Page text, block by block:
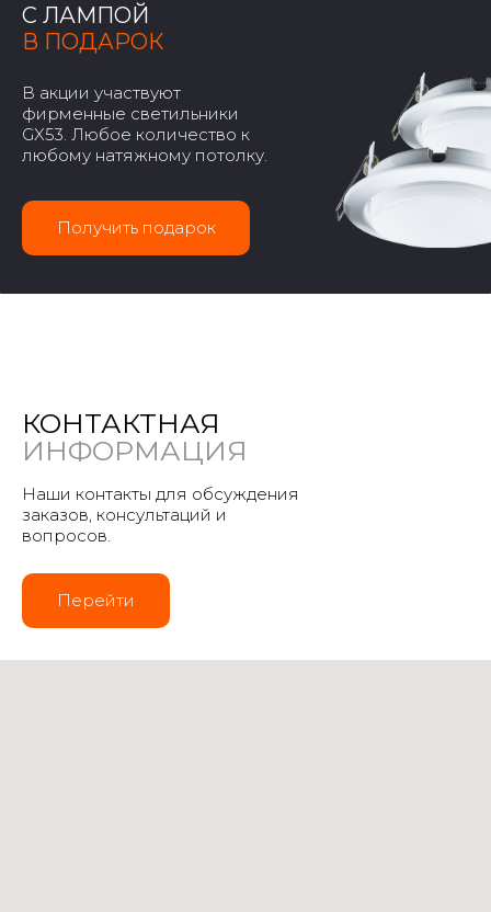
С ЛАМПОЙ
В ПОДАРОК
В акции участвуют
фирменные светильники
GX53. Любое количество к
любому натяжному потолку.
Получить подарок
КОНТАКТНАЯ
ИНФОРМАЦИЯ
Наши контакты для обсуждения
заказов, консультаций и
вопросов.
Перейти